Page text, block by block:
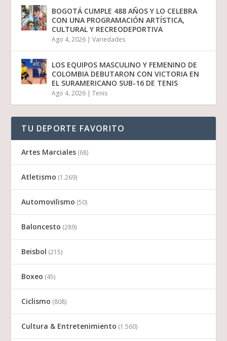
BOGOTÁ CUMPLE 488 AÑOS Y LO CELEBRA
CON UNA PROGRAMACIÓN ARTÍSTICA,
CULTURAL Y RECREODEPORTIVA
Ago 4, 2026 |Variedades
LOS EQUIPOS MASCULINO Y FEMENINO DE
COLOMBIA DEBUTARON CON VICTORIA EN
EL SURAMERICANO SUB-16 DE TENIS
Ago 4, 2026 |Tenis
TU DEPORTE FAVORITO
Artes Marciales (68)
Atletismo (1.269)
Automovilismo (50)
Baloncesto (289)
Beisbol (215)
Boxeo (45)
Ciclismo (808)
Cultura & Entretenimiento (1.560)